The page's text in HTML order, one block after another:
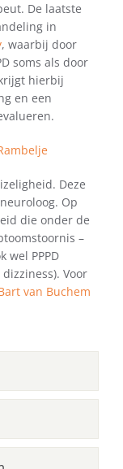
De laatste
in
, waarbij door
soms als door
hierbij
en een
Deze
Op
die onder de
–
wel PPPD
Voor
van Buchem